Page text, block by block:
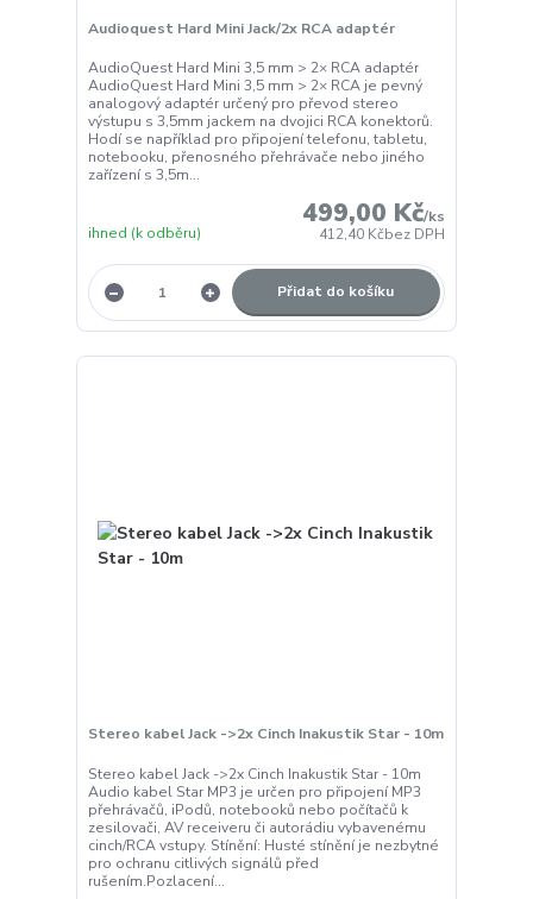
Audioquest Hard Mini Jack/2x RCA adaptér
AudioQuest Hard Mini 3,5 mm > 2× RCA adaptér
AudioQuest Hard Mini 3,5 mm > 2× RCA je pevný
analogový adaptér určený pro převod stereo
výstupu s 3,5mm jackem na dvojici RCA konektorů.
Hodí se například pro připojení telefonu, tabletu,
notebooku, přenosného přehrávače nebo jiného
zařízení s 3,5m...
499,00 Kč/ks
412,40 Kčbez DPH
ihned (k odběru)
Přidat do košíku
Stereo kabel Jack ->2x Cinch Inakustik Star - 10m
Stereo kabel Jack ->2x Cinch Inakustik Star - 10m
Audio kabel Star MP3 je určen pro připojení MP3
přehrávačů, iPodů, notebooků nebo počítačů k
zesilovači, AV receiveru či autorádiu vybavenému
cinch/RCA vstupy. Stínění: Husté stínění je nezbytné
pro ochranu citlivých signálů před
rušením.Pozlacení...